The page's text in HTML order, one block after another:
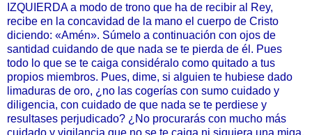
IZQUIERDA a modo de trono que ha de recibir al Rey,
recibe en la concavidad de la mano el cuerpo de Cristo
diciendo: «Amén». Súmelo a continuación con ojos de
santidad cuidando de que nada se te pierda de él. Pues
todo lo que se te caiga considéralo como quitado a tus
propios miembros. Pues, dime, si alguien te hubiese dado
limaduras de oro, ¿no las cogerías con sumo cuidado y
diligencia, con cuidado de que nada se te perdiese y
resultases perjudicado? ¿No procurarás con mucho más
cuidado y vigilancia que no se te caiga ni siquiera una miga,